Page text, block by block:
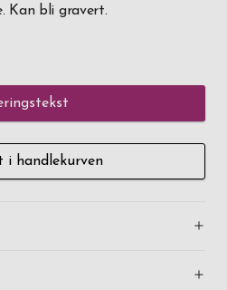
Kan bli gravert.
i handlekurven